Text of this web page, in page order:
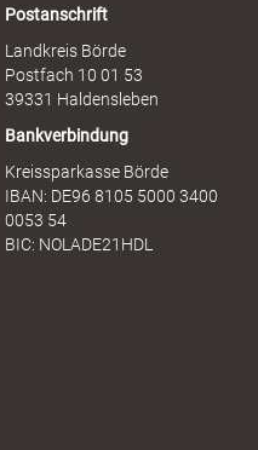
Postanschrift
Landkreis Börde
Postfach 10 01 53
39331 Haldensleben
Bankverbindung
Kreissparkasse Börde
IBAN: DE96 8105 5000 3400
0053 54
BIC: NOLADE21HDL